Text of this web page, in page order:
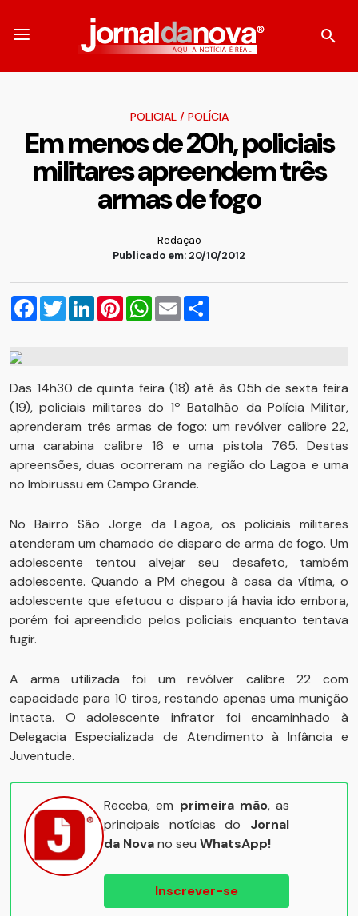
POLICIAL/ POLÍCIA
Em menos de 20h, policiais
militares apreendem três
armas de fogo
Redação
Publicado em: 20/10/2012
Facebook
TwitterLinkedInPinterestWhatsApp
Email
Das 14h30 de quinta feira (18) até às 05h de sexta feira
(19), policiais militares do 1º Batalhão da Polícia Militar,
aprenderam três armas de fogo: um revólver calibre 22,
uma carabina calibre 16 e uma pistola 765. Destas
apreensões, duas ocorreram na região do Lagoa e uma
no Imbirussu em Campo Grande.
No Bairro São Jorge da Lagoa, os policiais militares
atenderam um chamado de disparo de arma de fogo. Um
adolescente tentou alvejar seu desafeto, também
adolescente. Quando a PM chegou à casa da vítima, o
adolescente que efetuou o disparo já havia ido embora,
porém foi apreendido pelos policiais enquanto tentava
fugir.
A arma utilizada foi um revólver calibre 22 com
capacidade para 10 tiros, restando apenas uma munição
intacta. O adolescente infrator foi encaminhado à
Delegacia Especializada de Atendimento à Infância e
Juventude.
Receba, em primeira mão, as
principais notícias do Jornal
da Novano seu WhatsApp!
Inscrever-se